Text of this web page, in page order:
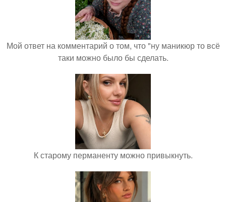
Мой ответ на комментарий о том, что "ну маникюр то всё
таки можно было бы сделать.
К старому перманенту можно привыкнуть.